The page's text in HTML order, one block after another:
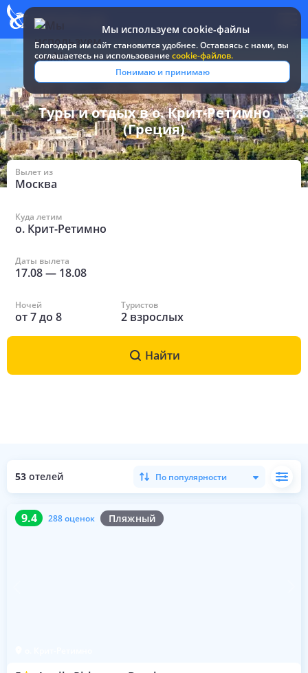
Мы используем cookie-файлы
Благодаря им сайт становится удобнее. Оставаясь c нами, вы
соглашаетесь на использованиеcookie-файлов.
Понимаю и принимаю
Все туры и путевки / Греция / в о. Крит-Ретимно
Туры и отдых в о. Крит-Ретимно
(Греция)
Вылет из
Москва
Куда летим
о. Крит-Ретимно
Даты вылета
17.08— 18.08
Ночей
от7до 8
Туристов
2 взрослых
Найти
53 отелей По популярности
9.4 288 оценок Пляжный
9.4 288 оценок